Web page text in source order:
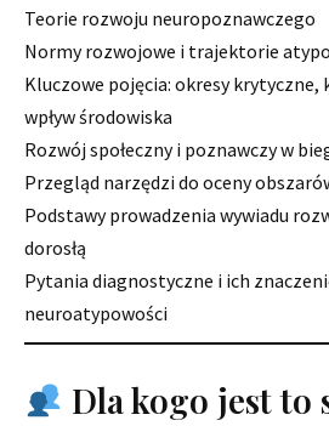
Teorie rozwoju neuropoznawczego
Normy rozwojowe i trajektorie
Kluczowe pojęcia: okresy krytyczne,
wpływ środowiska
Rozwój społeczny i poznawczy w
Przegląd narzędzi do oceny
Podstawy prowadzenia wywiadu
dorosłą
Pytania diagnostyczne i ich
neuroatypowości
Dla kogo jest to